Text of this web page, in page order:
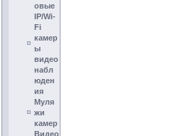
овые
IP/Wi-
Fi
камер
ы
видео
набл
юден
ия
Муля
жи
камер
Видео